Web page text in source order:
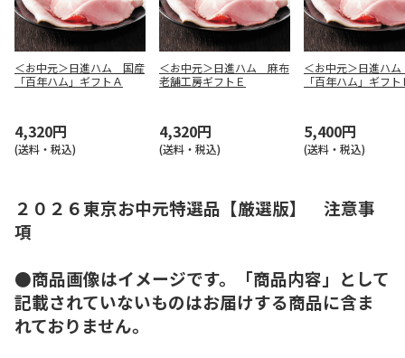
＜お中元＞日進ハム 国産
「百年ハム」ギフトＡ
4,320円
(送料・税込)
＜お中元＞日進ハム 麻布
老舗工房ギフトＥ
4,320円
(送料・税込)
＜お中元＞日進ハ
「百年ハム」ギフト
5,400円
(送料・税込)
２０２６東京お中元特選品【厳選版】 注意事
項
●商品画像はイメージです。「商品内容」として
記載されていないものはお届けする商品に含ま
れておりません。